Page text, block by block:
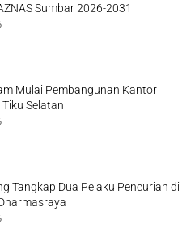
Sumbar 2026-2031
Mulai Pembangunan Kantor
Selatan
Tangkap Dua Pelaku Pencurian di